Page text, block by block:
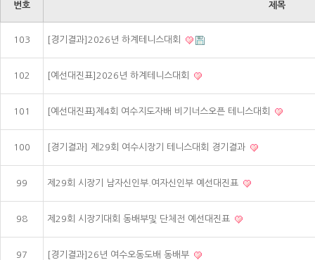
번호 제목
103 [경기결과]2026년 하계테니스대회
102 [예선대진표]2026년 하계테니스대회
101 [예선대진표}제4회 여수지도자배 비기너스오픈 테니스대회
100 [경기결과] 제29회 여수시장기 테니스대회 경기결과
99 제29회 시장기 남자신인부.여자신인부 예선대진표
98 제29회 시장기대회 동배부및 단체전 예선대진표
97 [경기결과]26년 여수오동도배 동배부